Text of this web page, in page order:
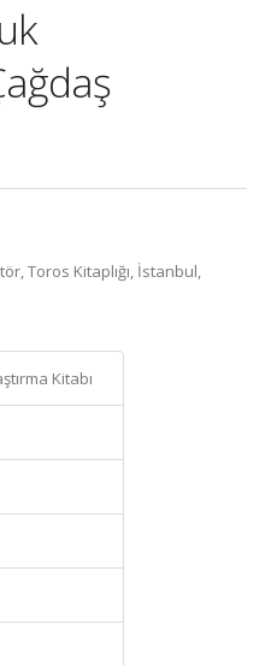
Toros Kitaplığı, İstanbul,
Kitabı